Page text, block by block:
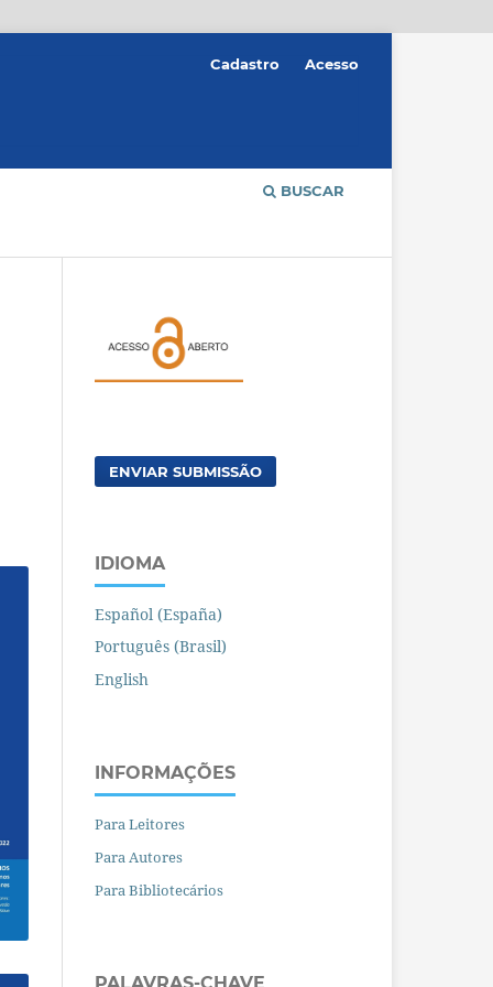
BUSCAR
Cadastro Acesso
ENVIAR SUBMISSÃO
IDIOMA
Español (España)
Português (Brasil)
English
INFORMAÇÕES
Para Leitores
Para Autores
Para Bibliotecários